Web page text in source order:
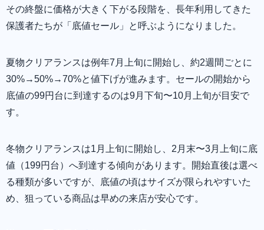
その終盤に価格が大きく下がる段階を、長年利用してきた
保護者たちが「底値セール」と呼ぶようになりました。
夏物クリアランスは例年7月上旬に開始し、約2週間ごとに
30%→50%→70%と値下げが進みます。セールの開始から
底値の99円台に到達するのは9月下旬〜10月上旬が目安で
す。
冬物クリアランスは1月上旬に開始し、2月末〜3月上旬に底
値（199円台）へ到達する傾向があります。開始直後は選べ
る種類が多いですが、底値の頃はサイズが限られやすいた
め、狙っている商品は早めの来店が安心です。